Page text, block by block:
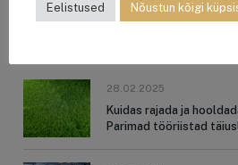
28.02.2025
Kuidas rajada ja
Parimad tööriistad
Eelistused Nõustun kõigi